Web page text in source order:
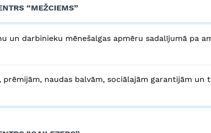
“MEŽCIEMS”
un darbinieku mēnešalgas apmēru sadalījumā pa
naudas balvām, sociālajām garantijām un